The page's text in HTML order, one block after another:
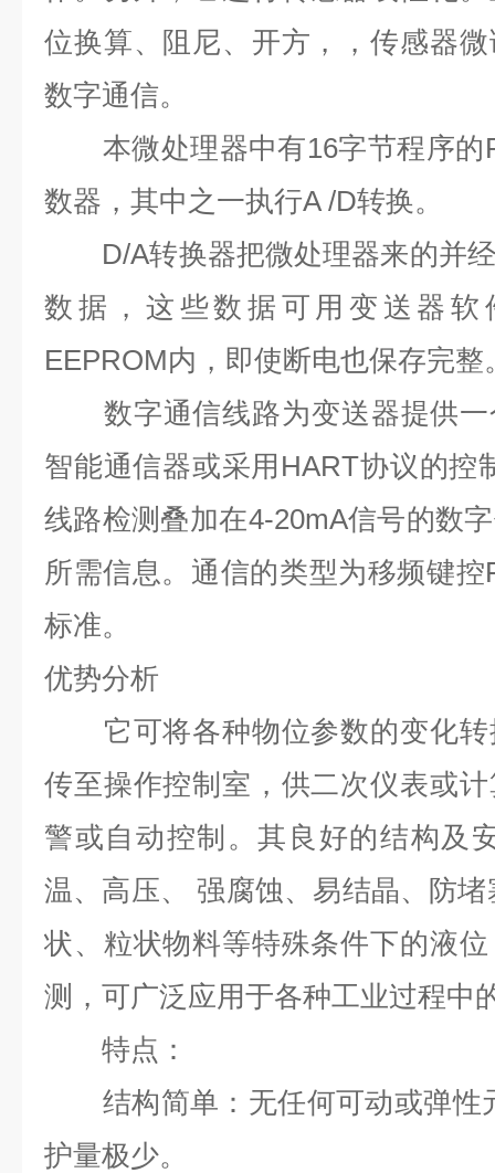
位换算、阻尼、开方，，传感器
数字通信。
本微处理器中有16字节程序的
数器，其中之一执行A /D转换。
D/A转换器把微处理器来的并经
数据，这些数据可用变送器软
EEPROM内，即使断电也保存完整
数字通信线路为变送器提供一
智能通信器或采用HART协议的控
线路检测叠加在4-20mA信号的数
所需信息。通信的类型为移频键
标准。
优势分析
它可将各种物位参数的变化转
传至操作控制室，供二次仪表或
警或自动控制。其良好的结构及
温、高压、 强腐蚀、易结晶、防
状、粒状物料等特殊条件下的液
测，可广泛应用于各种工业过程中
特点：
结构简单：无任何可动或弹性
护量极少。